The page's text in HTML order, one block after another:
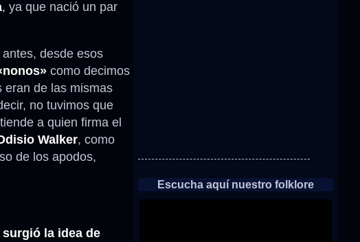
, ya que nació un par
desde esos
como decimos
eran de las mismas
no tuvimos que
a quien firma el
Walker, como
de los apodos,
la idea de
Escucha aquí nuestro folklore